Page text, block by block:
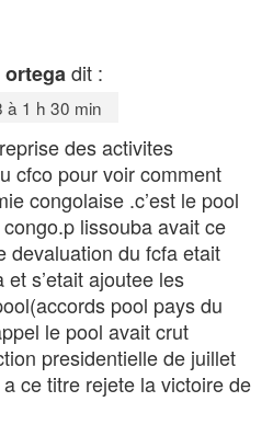
ortegadit :
à 1 h 30 min
des activites
cfco pour voir comment
congolaise .c’est le pool
lissouba avait ce
devaluation du fcfa etait
et s’etait ajoutee les
pool pays du
le pool avait crut
presidentielle de juillet
ce titre rejete la victoire de